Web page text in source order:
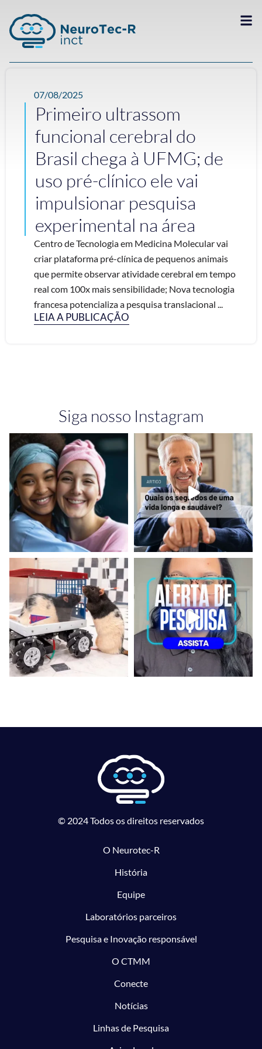
07/08/2025
Primeiro ultrassom
funcional cerebral do
Brasil chega à UFMG; de
uso pré-clínico ele vai
impulsionar pesquisa
experimental na área
Centro de Tecnologia em Medicina Molecular vai
criar plataforma pré-clínica de pequenos animais
que permite observar atividade cerebral em tempo
real com 100x mais sensibilidade; Nova tecnologia
francesa potencializa a pesquisa translacional ...
LEIA A PUBLICAÇÃO
Siga nosso Instagram
© 2024 Todos os direitos reservados
O Neurotec-R
História
Equipe
Laboratórios parceiros
Pesquisa e Inovação responsável
O CTMM
Conecte
Notícias
Linhas de Pesquisa